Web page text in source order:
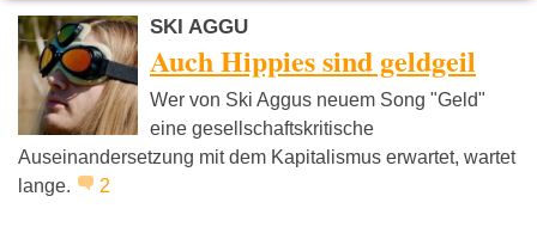
SKI AGGU
Auch Hippies sind geldgeil
Wer von Ski Aggus neuem Song "Geld"
eine gesellschaftskritische
Auseinandersetzung mit dem Kapitalismus erwartet, wartet
lange.
2